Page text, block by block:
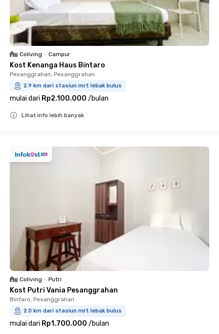
Coliving • Campur
Kost Kenanga Haus Bintaro
Pesanggrahan, Pesanggrahan
2.9 km dari stasiun mrt lebak bulus
mulai dari Rp2.100.000 /bulan
Lihat info lebih banyak
Coliving • Putri
Kost Putri Vania Pesanggrahan
Bintaro, Pesanggrahan
2.0 km dari stasiun mrt lebak bulus
mulai dari Rp1.700.000 /bulan